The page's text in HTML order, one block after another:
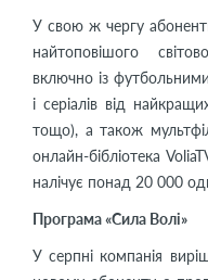
У свою ж чергу
найтоповішого
включно із
і серіалів від
тощо), а також
онлайн-бібліотека
налічує понад 20 000
Програма «Сила Волі»
У серпні компанія